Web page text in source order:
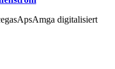
digitalisiert